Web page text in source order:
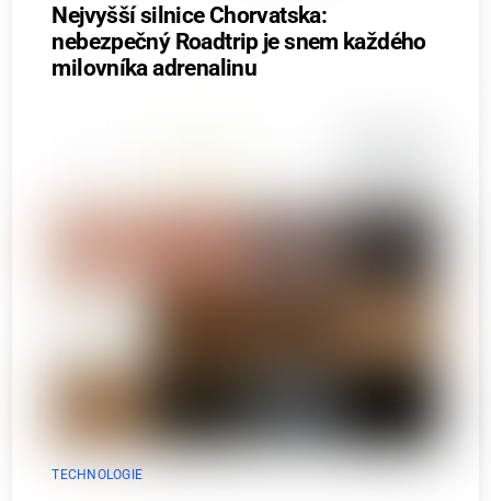
Nejvyšší silnice Chorvatska:
nebezpečný Roadtrip je snem každého
milovníka adrenalinu
TECHNOLOGIE